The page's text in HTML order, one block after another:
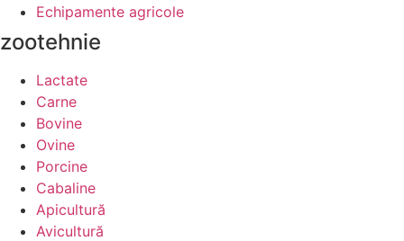
Echipamente agricole
zootehnie
Lactate
Carne
Bovine
Ovine
Porcine
Cabaline
Apicultură
Avicultură